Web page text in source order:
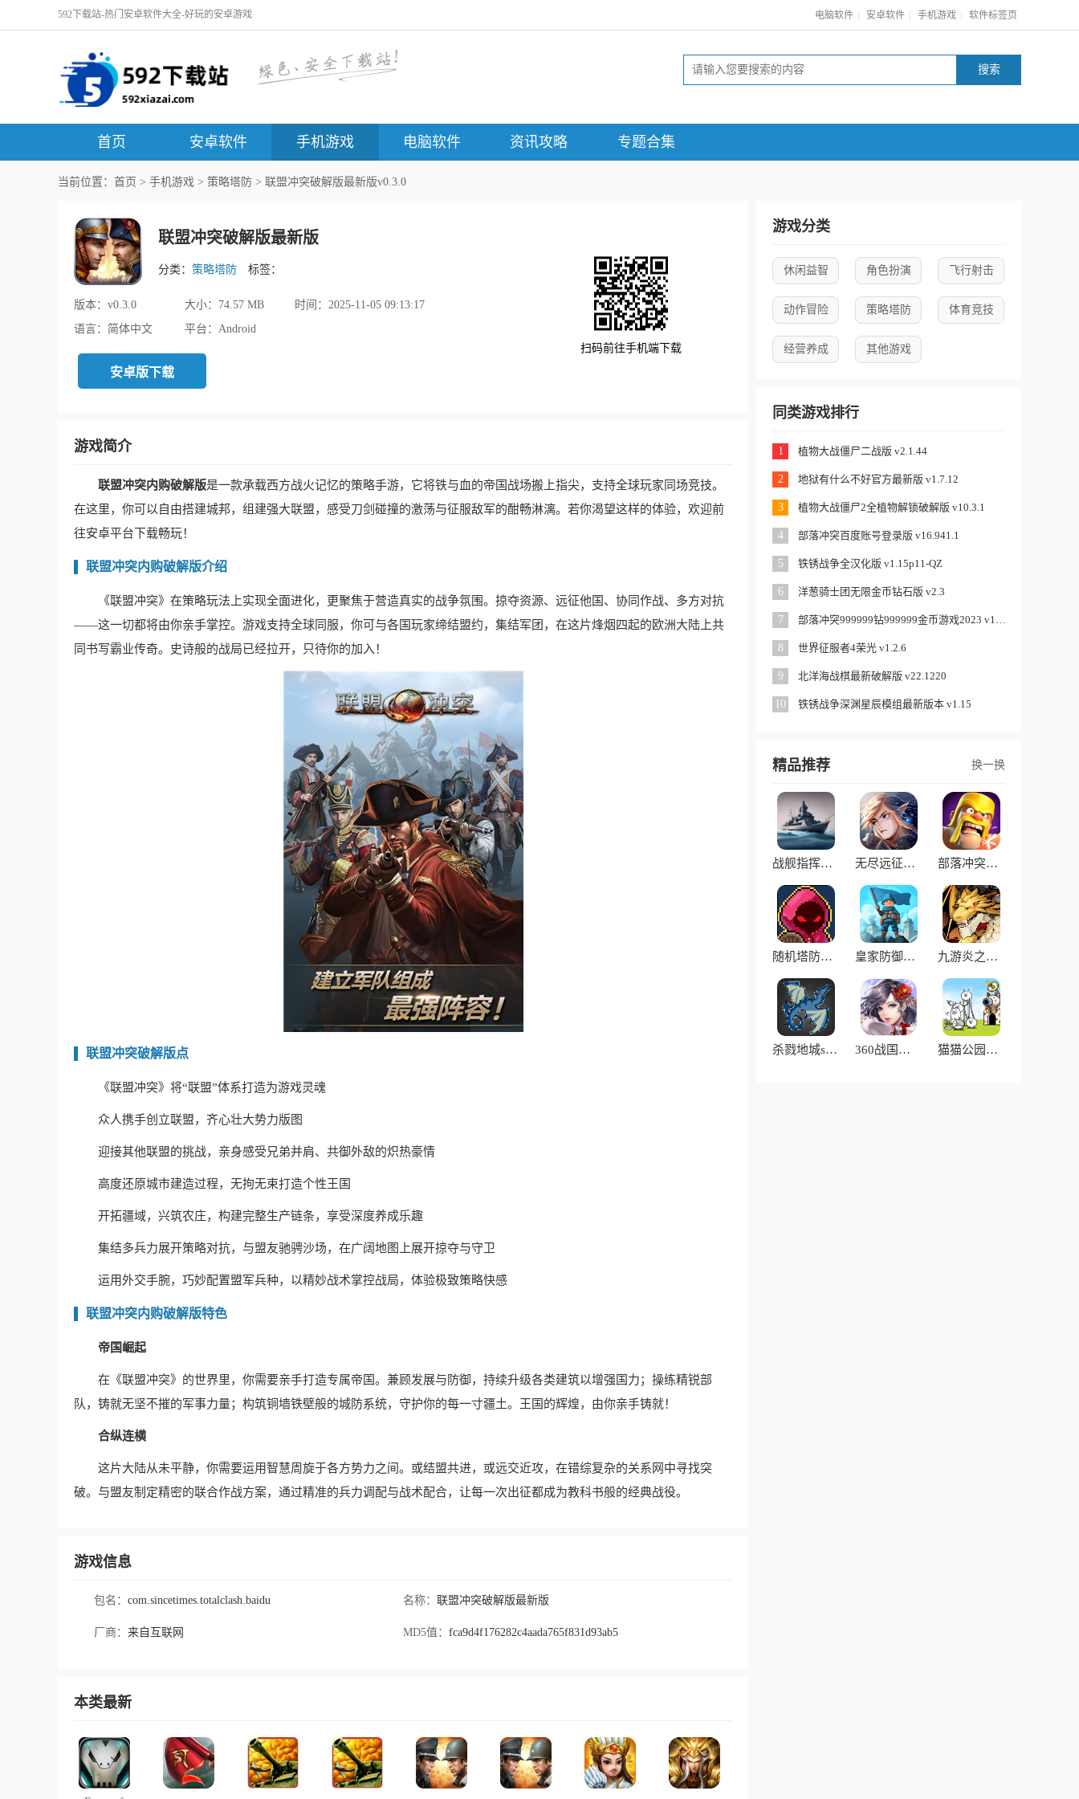
592下载站-热门安卓软件大全-好玩的安卓游戏 电脑软件 | 安卓软件 | 手机游戏 | 软件标签页
首页 安卓软件 手机游戏 电脑软件 资讯攻略 专题合集
当前位置： 首页 > 手机游戏 > 策略塔防 > 联盟冲突破解版最新版v0.3.0
联盟冲突破解版最新版
分类： 策略塔防 标签：
版本： v0.3.0 大小： 74.57 MB 时间： 2025-11-05 09:13:17
语言： 简体中文 平台： Android
扫码前往手机端下载
安卓版下载
游戏简介
联盟冲突内购破解版是一款承载西方战火记忆的策略手游，它将铁与血的帝国战场搬上指尖，支持全球玩家同场竞技。
在这里，你可以自由搭建城邦，组建强大联盟，感受刀剑碰撞的激荡与征服敌军的酣畅淋漓。若你渴望这样的体验，欢迎前
往安卓平台下载畅玩！
联盟冲突内购破解版介绍
《联盟冲突》在策略玩法上实现全面进化，更聚焦于营造真实的战争氛围。掠夺资源、远征他国、协同作战、多方对抗
——这一切都将由你亲手掌控。游戏支持全球同服，你可与各国玩家缔结盟约，集结军团，在这片烽烟四起的欧洲大陆上共
同书写霸业传奇。史诗般的战局已经拉开，只待你的加入！
联盟冲突破解版点
《联盟冲突》将“联盟”体系打造为游戏灵魂
众人携手创立联盟，齐心壮大势力版图
迎接其他联盟的挑战，亲身感受兄弟并肩、共御外敌的炽热豪情
高度还原城市建造过程，无拘无束打造个性王国
开拓疆域，兴筑农庄，构建完整生产链条，享受深度养成乐趣
集结多兵力展开策略对抗，与盟友驰骋沙场，在广阔地图上展开掠夺与守卫
运用外交手腕，巧妙配置盟军兵种，以精妙战术掌控战局，体验极致策略快感
联盟冲突内购破解版特色
帝国崛起
在《联盟冲突》的世界里，你需要亲手打造专属帝国。兼顾发展与防御，持续升级各类建筑以增强国力；操练精锐部
队，铸就无坚不摧的军事力量；构筑铜墙铁壁般的城防系统，守护你的每一寸疆土。王国的辉煌，由你亲手铸就！
合纵连横
这片大陆从未平静，你需要运用智慧周旋于各方势力之间。或结盟共进，或远交近攻，在错综复杂的关系网中寻找突
破。与盟友制定精密的联合作战方案，通过精准的兵力调配与战术配合，让每一次出征都成为教科书般的经典战役。
游戏信息
包名： com.sincetimes.totalclash.baidu 名称： 联盟冲突破解版最新版
厂商： 来自互联网 MD5值： fca9d4f176282c4aada765f831d93ab5
本类最新
游戏分类
休闲益智 角色扮演 飞行射击
动作冒险 策略塔防 体育竞技
经营养成 其他游戏
同类游戏排行
1 植物大战僵尸二战版 v2.1.44
2 地狱有什么不好官方最新版 v1.7.12
3 植物大战僵尸2全植物解锁破解版 v10.3.1
4 部落冲突百度账号登录版 v16.941.1
5 铁锈战争全汉化版 v1.15p11-QZ
6 洋葱骑士团无限金币钻石版 v2.3
7 部落冲突999999钻999999金币游戏2023 v15.0.2
8 世界征服者4荣光 v1.2.6
9 北洋海战棋最新破解版 v22.1220
10 铁锈战争深渊星辰模组最新版本 v1.15
精品推荐 换一换
战舰指挥官手机版 无尽远征游戏 部落冲突腾讯版
随机塔防战游戏 皇家防御游戏 九游炎之轨迹客户端
杀戮地城steam移植版 360战国幻武手游 猫猫公园挑战游戏最新版